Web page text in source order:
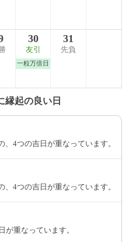
30
友引
一粒万倍日
31
先負
縁起の良い日
4つの吉日が重なっています。
4つの吉日が重なっています。
が重なっています。